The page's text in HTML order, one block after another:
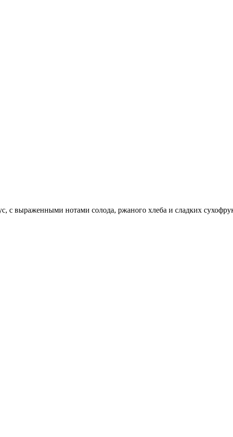
с выраженными нотами солода, ржаного хлеба и сладких